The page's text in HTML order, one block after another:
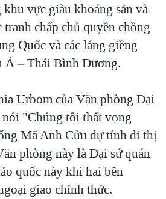
vực giàu khoáng sản và
tranh chấp chủ quyền chồng
Quốc và các láng giềng
Á – Thái Bình Dương.
Urbom của Văn phòng Đại
"Chúng tôi thất vọng
Mã Anh Cửu dự tính đi thị
phòng này là Ðại sứ quán
quốc này khi hai bên
giao chính thức.